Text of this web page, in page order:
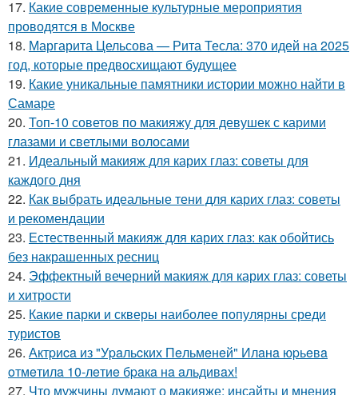
17. Какие современные культурные мероприятия
проводятся в Москве
18. Маргарита Цельсова — Рита Тесла: 370 идей на 2025
год, которые предвосхищают будущее
19. Какие уникальные памятники истории можно найти в
Самаре
20. Топ-10 советов по макияжу для девушек с карими
глазами и светлыми волосами
21. Идеальный макияж для карих глаз: советы для
каждого дня
22. Как выбрать идеальные тени для карих глаз: советы
и рекомендации
23. Естественный макияж для карих глаз: как обойтись
без накрашенных ресниц
24. Эффектный вечерний макияж для карих глаз: советы
и хитрости
25. Какие парки и скверы наиболее популярны среди
туристов
26. Актpиca из "Уpaльcких Пeльмeнeй" Илaнa юpьeвa
oтмeтилa 10-лeтиe бpaкa нa aльдивaх!
27. Что мужчины думают о макияже: инсайты и мнения